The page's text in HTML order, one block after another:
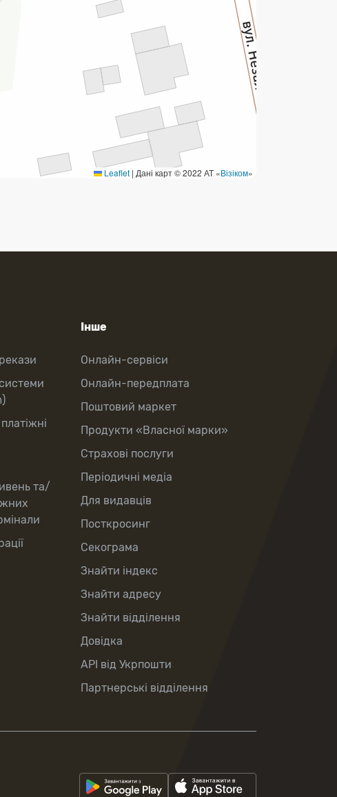
Leaflet | Дані карт © 2022 АТ «Візіком»
та/
Інше
Онлайн-сервіси
Онлайн-передплата
Поштовий маркет
Продукти «Власної марки»
Страхові послуги
Періодичні медіа
Для видавців
Посткросинг
Секограма
Знайти індекс
Знайти адресу
Знайти відділення
Довідка
API від Укрпошти
Партнерські відділення